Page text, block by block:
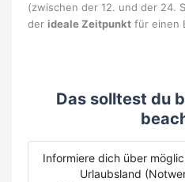
(zwischen der 12. und der 24.
der ideale Zeitpunkt für einen
Das solltest du
Informiere dich über
Urlaubsland